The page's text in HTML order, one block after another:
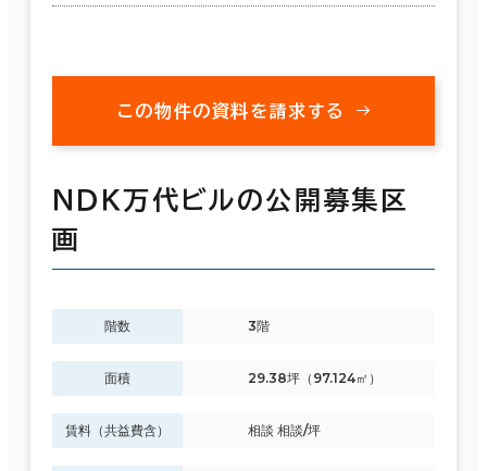
この物件の資料を請求する
ＮＤＫ万代ビルの公開募集区
画
階数 3階
面積 29.38坪（97.124㎡）
賃料（共益費含） 相談 相談/坪